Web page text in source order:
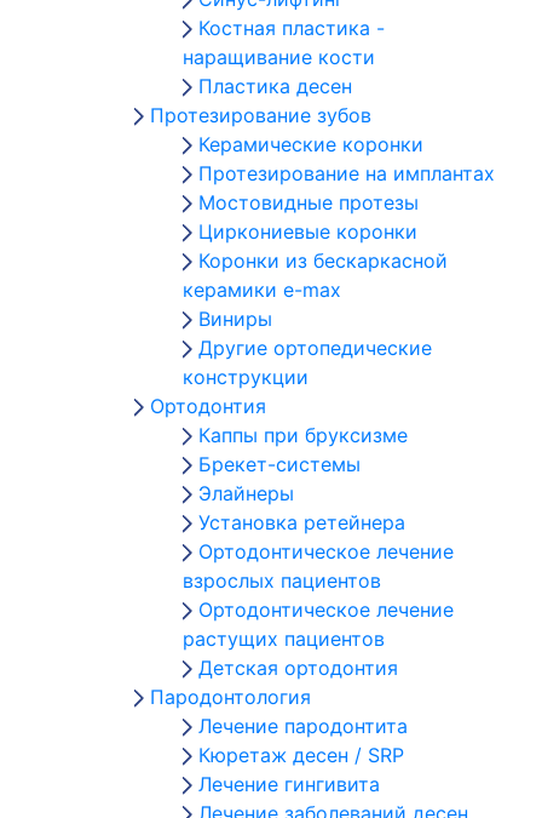
Костная пластика -
наращивание кости
Пластика десен
Протезирование зубов
Керамические коронки
Протезирование на имплантах
Мостовидные протезы
Циркониевые коронки
Коронки из бескаркасной
керамики e-max
Виниры
Другие ортопедические
конструкции
Ортодонтия
Каппы при бруксизме
Брекет-системы
Элайнеры
Установка ретейнера
Ортодонтическое лечение
взрослых пациентов
Ортодонтическое лечение
растущих пациентов
Детская ортодонтия
Пародонтология
Лечение пародонтита
Кюретаж десен / SRP
Лечение гингивита